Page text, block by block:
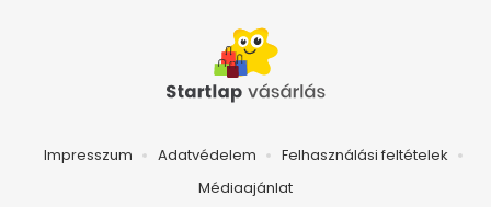
Impresszum Adatvédelem
Felhasználási feltételek
Médiaajánlat